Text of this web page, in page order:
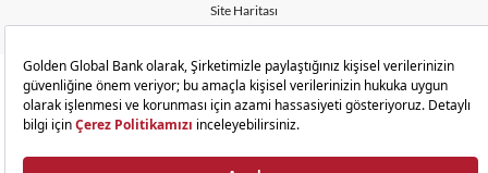
Site Haritası
© 2023 Golden Global Bank